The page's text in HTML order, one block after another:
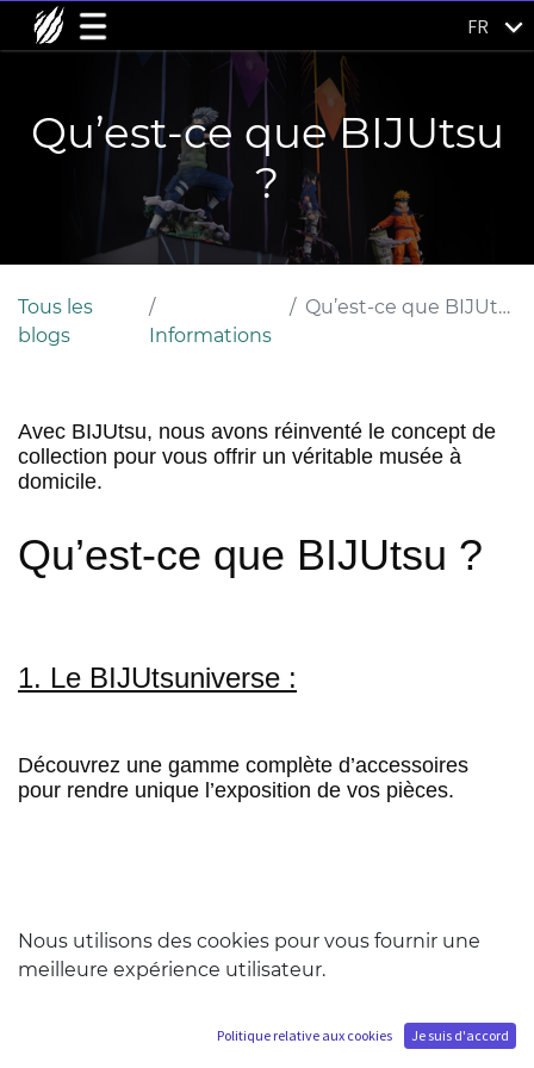
FR
Qu’est-ce que BIJUtsu
?
Tous les
blogs
Informations
Qu’est-ce que BIJUtsu ?
Avec BIJUtsu, nous avons réinventé le concept de
collection pour vous offrir un véritable musée à
domicile.
Qu’est-ce que BIJUtsu ?
1. Le BIJUtsuniverse :
Découvrez une gamme complète d’accessoires
pour rendre unique l’exposition de vos pièces.
Display Set
Inclus pendant la période de précommande, il
boîte de votre statue en une stèle d’exposition avec
Nous utilisons des cookies pour vous fournir une
meilleure expérience utilisateur.
Politique relative aux cookies Je suis d'accord